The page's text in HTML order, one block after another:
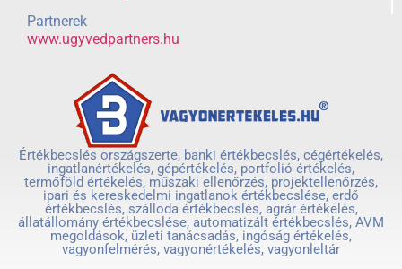
Partnerek
www.ugyvedpartners.hu
Értékbecslés országszerte, banki értékbecslés, cégértékelés,
ingatlanértékelés, gépértékelés, portfolió értékelés,
termőföld értékelés, műszaki ellenőrzés, projektellenőrzés,
ipari és kereskedelmi ingatlanok értékbecslése, erdő
értékbecslés, szálloda értékbecslés, agrár értékelés,
állatállomány értékbecslése, automatizált értékbecslés, AVM
megoldások, üzleti tanácsadás, ingóság értékelés,
vagyonfelmérés, vagyonértékelés, vagyonleltár